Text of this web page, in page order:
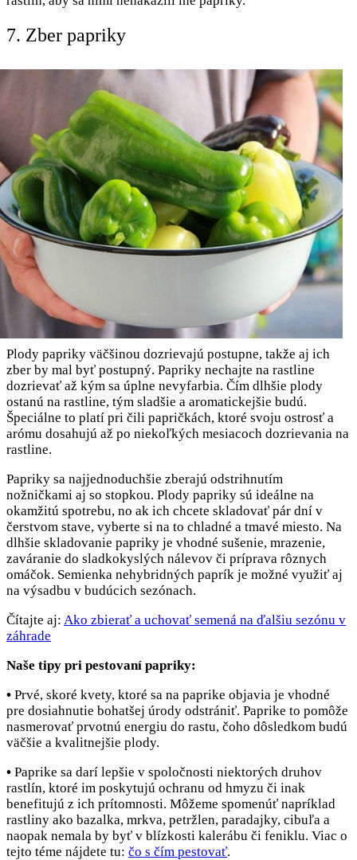
7. Zber papriky
Plody papriky väčšinou dozrievajú postupne, takže aj ich
zber by mal byť postupný. Papriky nechajte na rastline
dozrievať až kým sa úplne nevyfarbia. Čím dlhšie plody
ostanú na rastline, tým sladšie a aromatickejšie budú.
Špeciálne to platí pri čili papričkách, ktoré svoju ostrosť a
arómu dosahujú až po niekoľkých mesiacoch dozrievania na
rastline.
Papriky sa najjednoduchšie zberajú odstrihnutím
nožničkami aj so stopkou. Plody papriky sú ideálne na
okamžitú spotrebu, no ak ich chcete skladovať pár dní v
čerstvom stave, vyberte si na to chladné a tmavé miesto. Na
dlhšie skladovanie papriky je vhodné sušenie, mrazenie,
zaváranie do sladkokyslých nálevov či príprava rôznych
omáčok. Semienka nehybridných paprík je možné využiť aj
na výsadbu v budúcich sezónach.
Čítajte aj: Ako zbierať a uchovať semená na ďalšiu sezónu v
záhrade
Naše tipy pri pestovaní papriky:
• Prvé, skoré kvety, ktoré sa na paprike objavia je vhodné
pre dosiahnutie bohatšej úrody odstrániť. Paprike to pomôže
nasmerovať prvotnú energiu do rastu, čoho dôsledkom budú
väčšie a kvalitnejšie plody.
• Paprike sa darí lepšie v spoločnosti niektorých druhov
rastlín, ktoré im poskytujú ochranu od hmyzu či inak
benefitujú z ich prítomnosti. Môžeme spomenúť napríklad
rastliny ako bazalka, mrkva, petržlen, paradajky, cibuľa a
naopak nemala by byť v blízkosti kalerábu či feniklu. Viac o
tejto téme nájdete tu: čo s čím pestovať.